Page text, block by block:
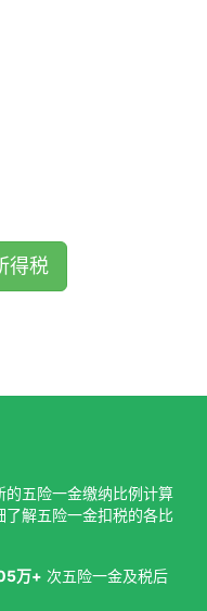
得税
五险一金缴纳比例计算
解五险一金扣税的各比
万+ 次五险一金及税后